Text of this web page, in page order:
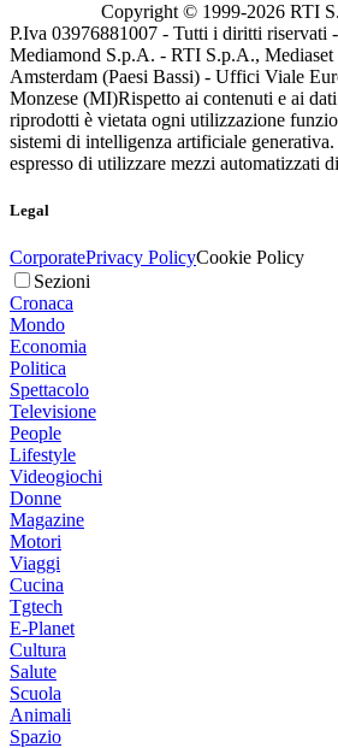
Copyright © 1999-2026 RTI
P.Iva 03976881007 - Tutti i diritti riservati
Mediamond S.p.A. - RTI S.p.A., Mediaset
Amsterdam (Paesi Bassi) - Uffici Viale
Monzese (MI)Rispetto ai contenuti e ai
riprodotti è vietata ogni utilizzazione
sistemi di intelligenza artificiale
espresso di utilizzare mezzi automatizzati
Legal
CorporatePrivacy PolicyCookie Policy
Sezioni
Cronaca
Mondo
Economia
Politica
Spettacolo
Televisione
People
Lifestyle
Videogiochi
Donne
Magazine
Motori
Viaggi
Cucina
Tgtech
E-Planet
Cultura
Salute
Scuola
Animali
Spazio